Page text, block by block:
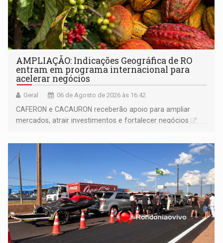
AMPLIAÇÃO: Indicações Geográfica de RO
entram em programa internacional para
acelerar negócios
Geral 06 de Agosto de 2026 às 16:42
CAFERON e CACAURON receberão apoio para ampliar
mercados, atrair investimentos e fortalecer negócios